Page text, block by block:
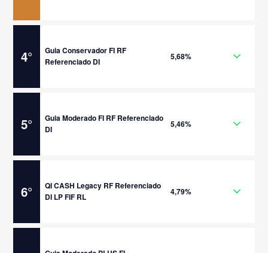
4°
Guia Conservador FI RF
Referenciado DI
5,68%
5°
Guia Moderado FI RF Referenciado
DI
5,46%
6°
QI CASH Legacy RF Referenciado
DI LP FIF RL
4,79%